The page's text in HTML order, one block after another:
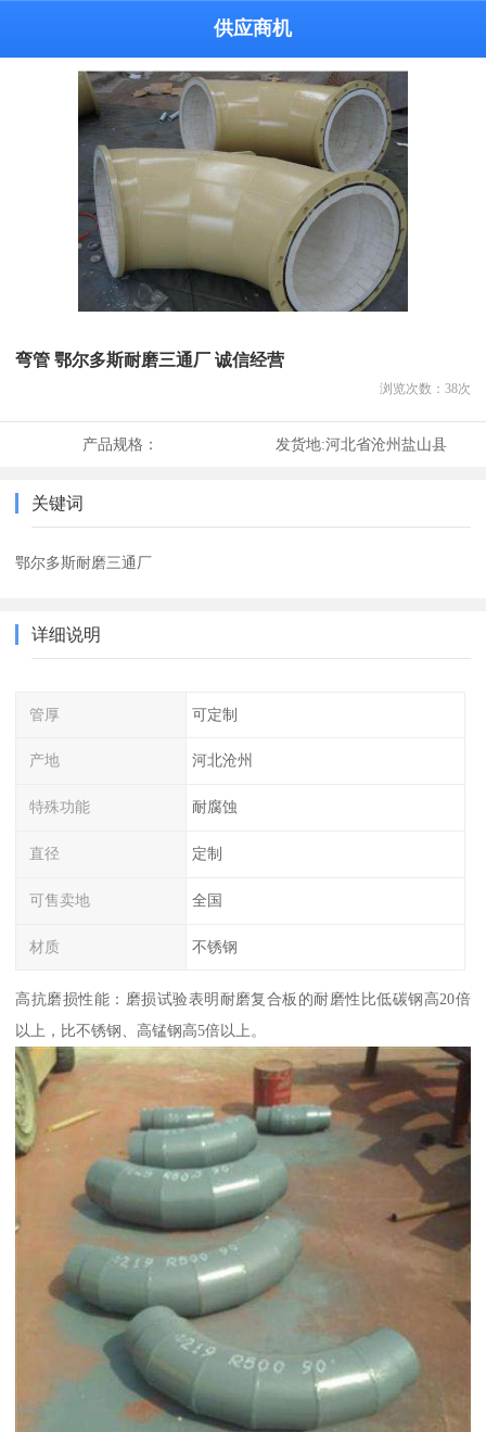
供应商机
弯管 鄂尔多斯耐磨三通厂 诚信经营
浏览次数： 38次
产品规格： 发货地:河北省沧州盐山县
关键词
鄂尔多斯耐磨三通厂
详细说明
管厚 可定制
产地 河北沧州
特殊功能 耐腐蚀
直径 定制
可售卖地 全国
材质 不锈钢
高抗磨损性能：磨损试验表明耐磨复合板的耐磨性比低碳钢高20倍
以上，比不锈钢、高锰钢高5倍以上。